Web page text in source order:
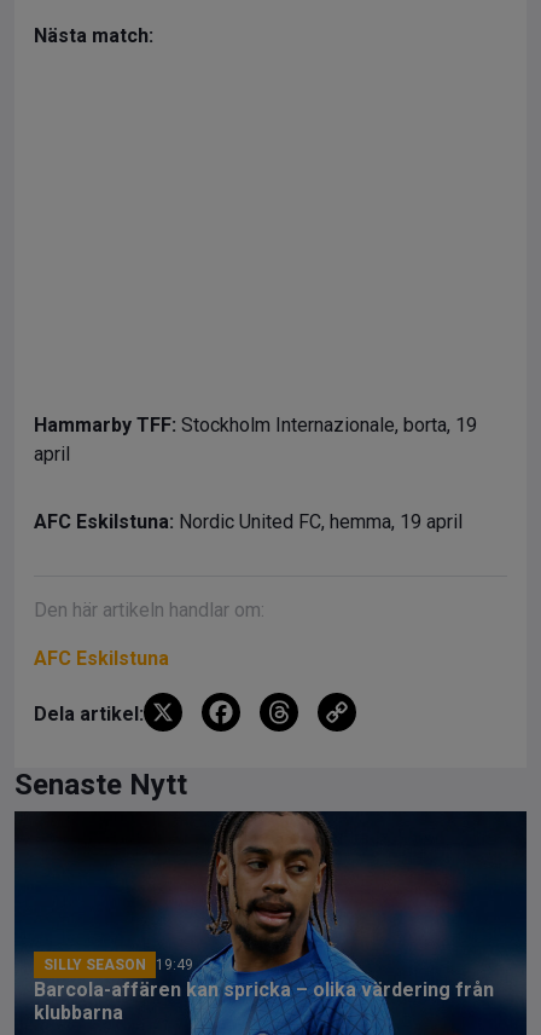
Nästa match:
Hammarby TFF: Stockholm Internazionale, borta, 19
april
AFC Eskilstuna: Nordic United FC, hemma, 19 april
Den här artikeln handlar om:
AFC Eskilstuna
Dela artikel: X
F
b
o
o
k
T
a
d
s
n
Senaste Nytt
SILLY SEASON 19:49
Barcola-affären kan spricka – olika värdering från
klubbarna